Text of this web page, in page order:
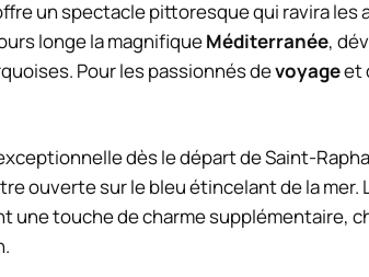
un spectacle pittoresque qui ravira les
longe la magnifiqueMéditerranée,
Pour les passionnés devoyageet
dès le départ de Saint-
ouverte sur le bleu étincelant de la mer.
une touche de charme supplémentaire,